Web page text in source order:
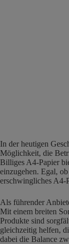
In der heutigen
Möglichkeit, die
Billiges A4-Papier
einzugehen. Egal,
erschwingliches A4-
Als führender
Mit einem breiten
Produkte sind
gleichzeitig helfen,
dabei die Balance